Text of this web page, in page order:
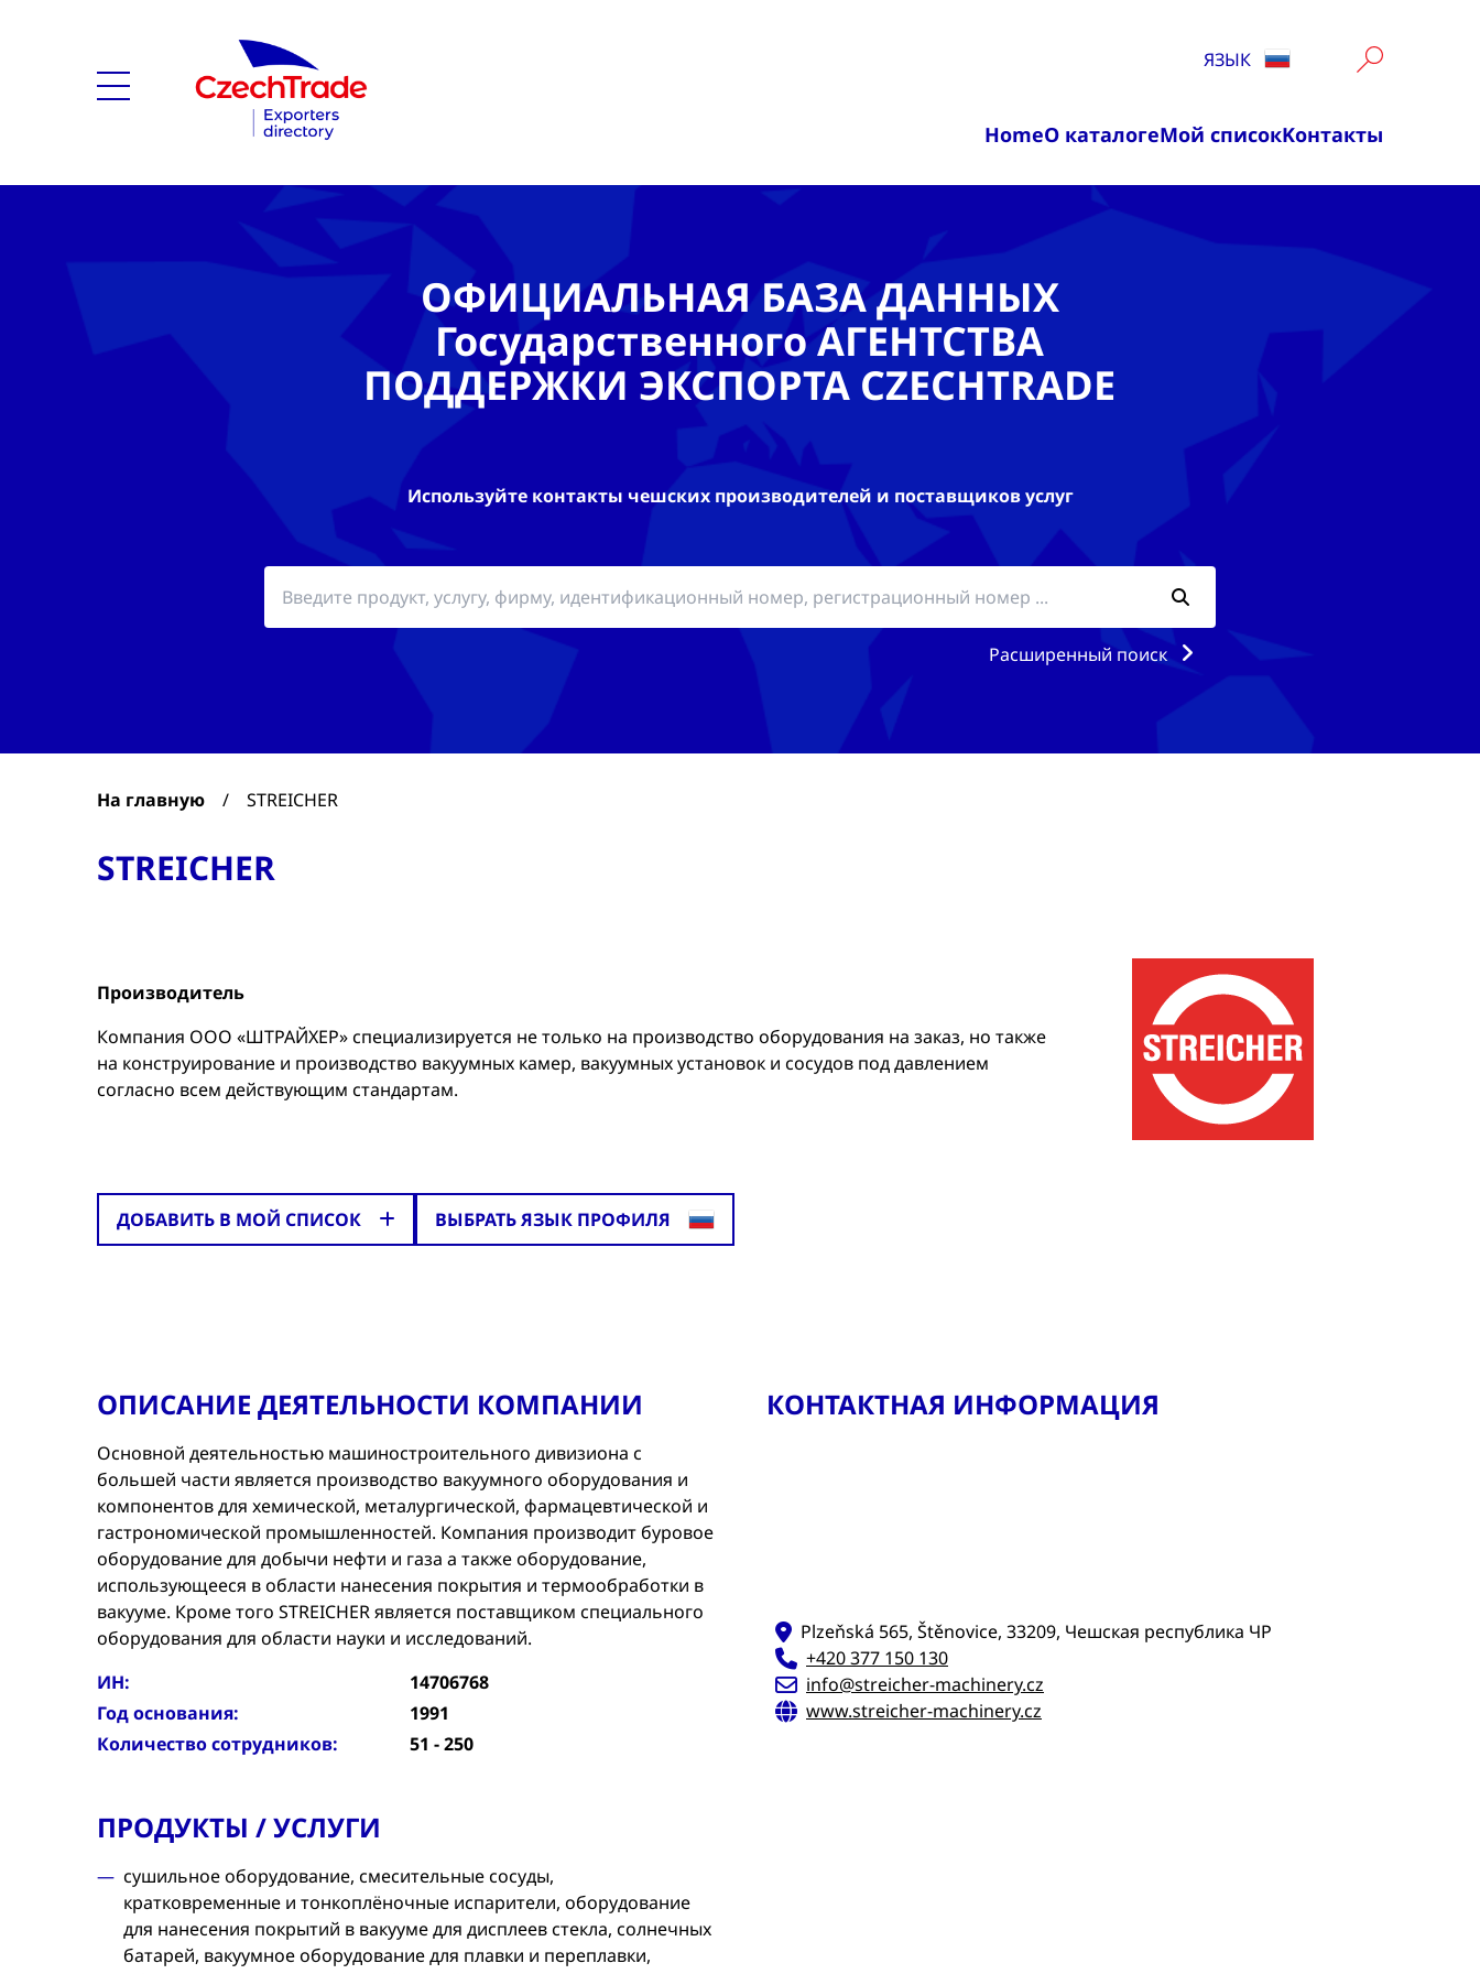
ЯЗЫК
HomeО каталогеМой списокKонтакты
ОФИЦИАЛЬНАЯ БАЗА ДАННЫХ
Государственного АГЕНТСТВА
ПОДДЕРЖКИ ЭКСПОРТА CZECHTRADE
Используйте контакты чешских производителей и поставщиков услуг
Расширенный поиск
На главную / STREICHER
STREICHER
Производитель
Компания ООО «ШТРАЙХЕР» специализируется не только на производство оборудования на заказ, но также
на конструирование и производство вакуумных камер, вакуумных установок и сосудов под давлением
согласно всем действующим стандартам.
ДОБАВИТЬ В МОЙ СПИСОК ВЫБРАТЬ ЯЗЫК ПРОФИЛЯ
ОПИСАНИЕ ДЕЯТЕЛЬНОСТИ КОМПАНИИ
Основной деятельностью машиностроительного дивизиона с
большей части является производство вакуумного оборудования и
компонентов для хемической, металургической, фармацевтической и
гастрономической промышленностeй. Компания производит буровое
оборудование для добычи нефти и газа а также оборудование,
использующееся в области нанесения покрытия и термообработки в
вакууме. Кроме того STREICHER является поставщиком специального
оборудования для области науки и исследований.
ИН:
14706768
Год основания:
1991
Количество сотрудников:
51 - 250
ПРОДУКТЫ / УСЛУГИ
сушильное оборудование, смесительные сосуды,
кратковременные и тонкоплёночные испарители, оборудование
для нанесения покрытий в вакууме для дисплеев стекла, солнечных
батарей, вакуумное оборудование для плавки и переплавки,
КОНТАКТНАЯ ИНФОРМАЦИЯ
Plzeňská 565, Štěnovice, 33209, Чешская республика ЧР
+420 377 150 130
info@streicher-machinery.cz
www.streicher-machinery.cz